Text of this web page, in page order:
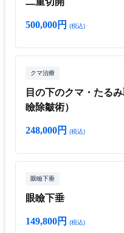
500,000円 (税込)
クマ治療
目の下のクマ・たる
瞼除皺術）
248,000円 (税込)
眼瞼下垂
眼瞼下垂
149,800円 (税込)